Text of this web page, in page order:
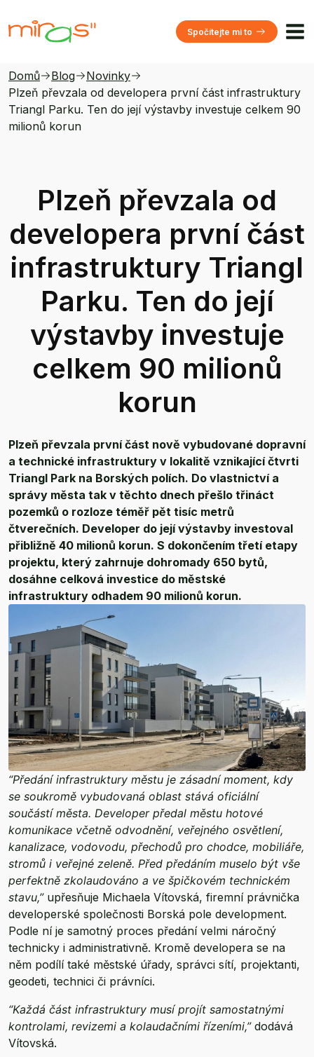
Spočítejte mi to
Domů Blog
Novinky
Plzeň převzala od developera první část infrastruktury
Triangl Parku. Ten do její výstavby investuje celkem 90
milionů korun
Plzeň převzala od
developera první část
infrastruktury Triangl
Parku. Ten do její
výstavby investuje
celkem 90 milionů
korun
Plzeň převzala první část nově vybudované dopravní
a technické infrastruktury v lokalitě vznikající čtvrti
Triangl Park na Borských polích. Do vlastnictví a
správy města tak v těchto dnech přešlo třináct
pozemků o rozloze téměř pět tisíc metrů
čtverečních. Developer do její výstavby investoval
přibližně 40 milionů korun. S dokončením třetí etapy
projektu, který zahrnuje dohromady 650 bytů,
dosáhne celková investice do městské
infrastruktury odhadem 90 milionů korun.
“Předání infrastruktury městu je zásadní moment, kdy
se soukromě vybudovaná oblast stává oficiální
součástí města. Developer předal městu hotové
komunikace včetně odvodnění, veřejného osvětlení,
kanalizace, vodovodu, přechodů pro chodce, mobiliáře,
stromů i veřejné zeleně. Před předáním muselo být vše
perfektně zkolaudováno a ve špičkovém technickém
stavu,”upřesňuje Michaela Vítovská, firemní právnička
developerské společnosti Borská pole development.
Podle ní je samotný proces předání velmi náročný
technicky i administrativně. Kromě developera se na
něm podílí také městské úřady, správci sítí, projektanti,
geodeti, technici či právníci.
“Každá část infrastruktury musí projít samostatnými
kontrolami, revizemi a kolaudačními řízeními,”dodává
Vítovská.